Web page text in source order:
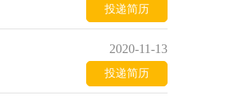
投递简历
2020-11-13
投递简历